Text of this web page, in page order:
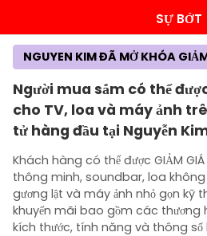
SỰ BỚT
Người mua sắm có thể
cho TV, loa và máy ảnh
tử hàng đầu tại Nguyễn
Khách hàng có thể được GIẢM
thông minh, soundbar, loa
gương lật và máy ảnh nhỏ gọn kỹ
khuyến mãi bao gồm các thương
kích thước, tính năng và thông số
NGUYEN KIM ĐÃ MỞ KHÓA